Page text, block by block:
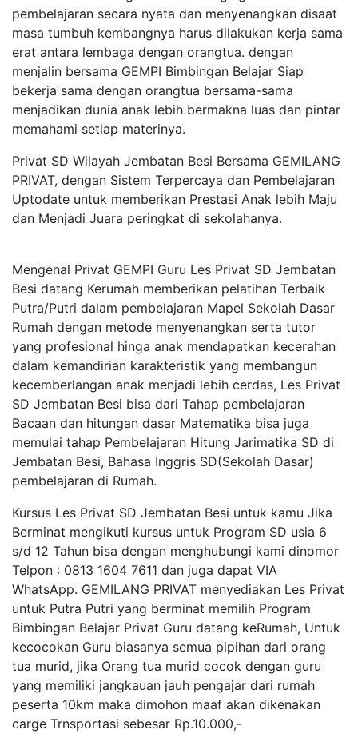
pembelajaran secara nyata dan menyenangkan disaat
masa tumbuh kembangnya harus dilakukan kerja sama
erat antara lembaga dengan orangtua. dengan
menjalin bersama GEMPI Bimbingan Belajar Siap
bekerja sama dengan orangtua bersama-sama
menjadikan dunia anak lebih bermakna luas dan pintar
memahami setiap materinya.
Privat SD Wilayah Jembatan Besi Bersama GEMILANG
PRIVAT, dengan Sistem Terpercaya dan Pembelajaran
Uptodate untuk memberikan Prestasi Anak lebih Maju
dan Menjadi Juara peringkat di sekolahanya.
Mengenal Privat GEMPI Guru Les Privat SD Jembatan
Besi datang Kerumah memberikan pelatihan Terbaik
Putra/Putri dalam pembelajaran Mapel Sekolah Dasar
Rumah dengan metode menyenangkan serta tutor
yang profesional hinga anak mendapatkan kecerahan
dalam kemandirian karakteristik yang membangun
kecemberlangan anak menjadi lebih cerdas, Les Privat
SD Jembatan Besi bisa dari Tahap pembelajaran
Bacaan dan hitungan dasar Matematika bisa juga
memulai tahap Pembelajaran Hitung Jarimatika SD di
Jembatan Besi, Bahasa Inggris SD(Sekolah Dasar)
pembelajaran di Rumah.
Kursus Les Privat SD Jembatan Besi untuk kamu Jika
Berminat mengikuti kursus untuk Program SD usia 6
s/d 12 Tahun bisa dengan menghubungi kami dinomor
Telpon : 0813 1604 7611 dan juga dapat VIA
WhatsApp. GEMILANG PRIVAT menyediakan Les Privat
untuk Putra Putri yang berminat memilih Program
Bimbingan Belajar Privat Guru datang keRumah, Untuk
kecocokan Guru biasanya semua pipihan dari orang
tua murid, jika Orang tua murid cocok dengan guru
yang memiliki jangkauan jauh pengajar dari rumah
peserta 10km maka dimohon maaf akan dikenakan
carge Trnsportasi sebesar Rp.10.000,-